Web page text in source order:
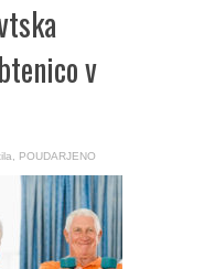
v
POUDARJENO